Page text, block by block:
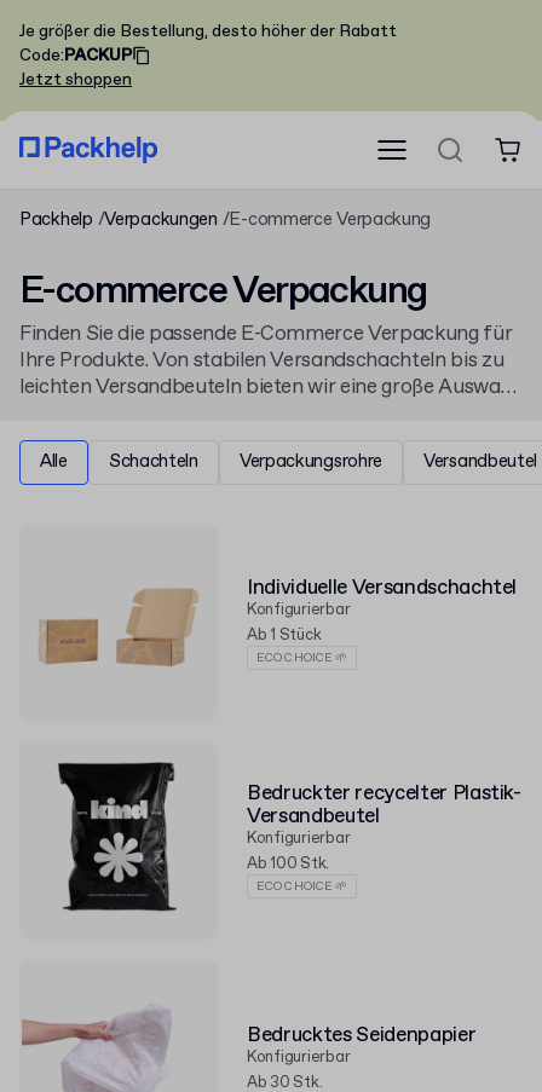
Je größer die Bestellung, desto höher der Rabatt
Code:PACKUP
Jetzt shoppen
Packhelp Verpackungen E-commerce Verpackung
E-commerce Verpackung
Finden Sie die passende E-Commerce Verpackung für
Ihre Produkte. Von stabilen Versandschachteln bis zu
leichten Versandbeuteln bieten wir eine große Auswahl
jetzt Ihre
Alle Schachteln Verpackungsrohre Versandbeutel
Individuelle Versandschachtel
Konfigurierbar
Ab 1 Stück
ECO CHOICE 🌱
Bedruckter recycelter Plastik-
Versandbeutel
Konfigurierbar
Ab 100 Stk.
ECO CHOICE 🌱
Bedrucktes Seidenpapier
Konfigurierbar
Ab 30 Stk.